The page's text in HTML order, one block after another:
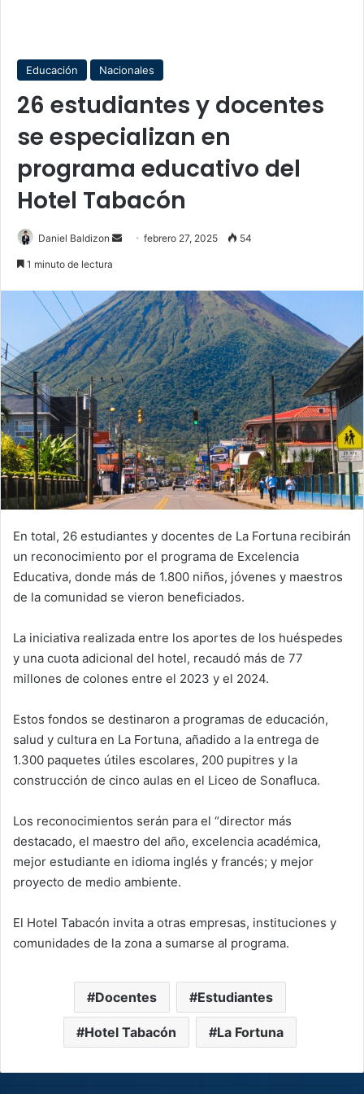
Educación Nacionales
26 estudiantes y docentes
se especializan en
programa educativo del
Hotel Tabacón
Daniel Baldizon
Sendfebrero 27, 2025 54
1 minuto de lectura
En total, 26 estudiantes y docentes de La Fortuna recibirán
un reconocimiento por el programa de Excelencia
Educativa, donde más de 1.800 niños, jóvenes y maestros
de la comunidad se vieron beneficiados.
La iniciativa realizada entre los aportes de los huéspedes
y una cuota adicional del hotel, recaudó más de 77
millones de colones entre el 2023 y el 2024.
Estos fondos se destinaron a programas de educación,
salud y cultura en La Fortuna, añadido a la entrega de
1.300 paquetes útiles escolares, 200 pupitres y la
construcción de cinco aulas en el Liceo de Sonafluca.
Los reconocimientos serán para el “director más
destacado, el maestro del año, excelencia académica,
mejor estudiante en idioma inglés y francés; y mejor
proyecto de medio ambiente.
El Hotel Tabacón invita a otras empresas, instituciones y
comunidades de la zona a sumarse al programa.
Docentes Estudiantes
Hotel Tabacón La Fortuna